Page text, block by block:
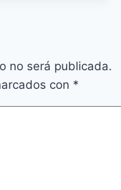
no será publicada.
con *